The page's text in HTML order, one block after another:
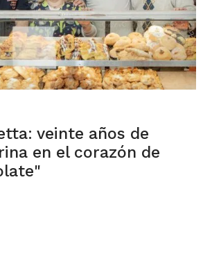
veinte años de
en el corazón de